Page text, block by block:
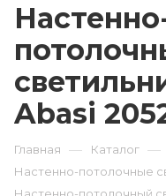
Abasi
Главная — Каталог —
Настенно-потолочные